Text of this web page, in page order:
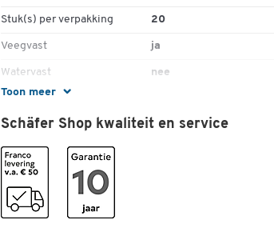
een kwastje en wat water.
Toon meer
Stuk(s) per verpakking 20
Veegvast ja
Watervast nee
Schäfer Shop kwaliteit en service